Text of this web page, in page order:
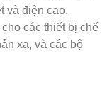
và điện cao.
các thiết bị chế
xạ, và các bộ